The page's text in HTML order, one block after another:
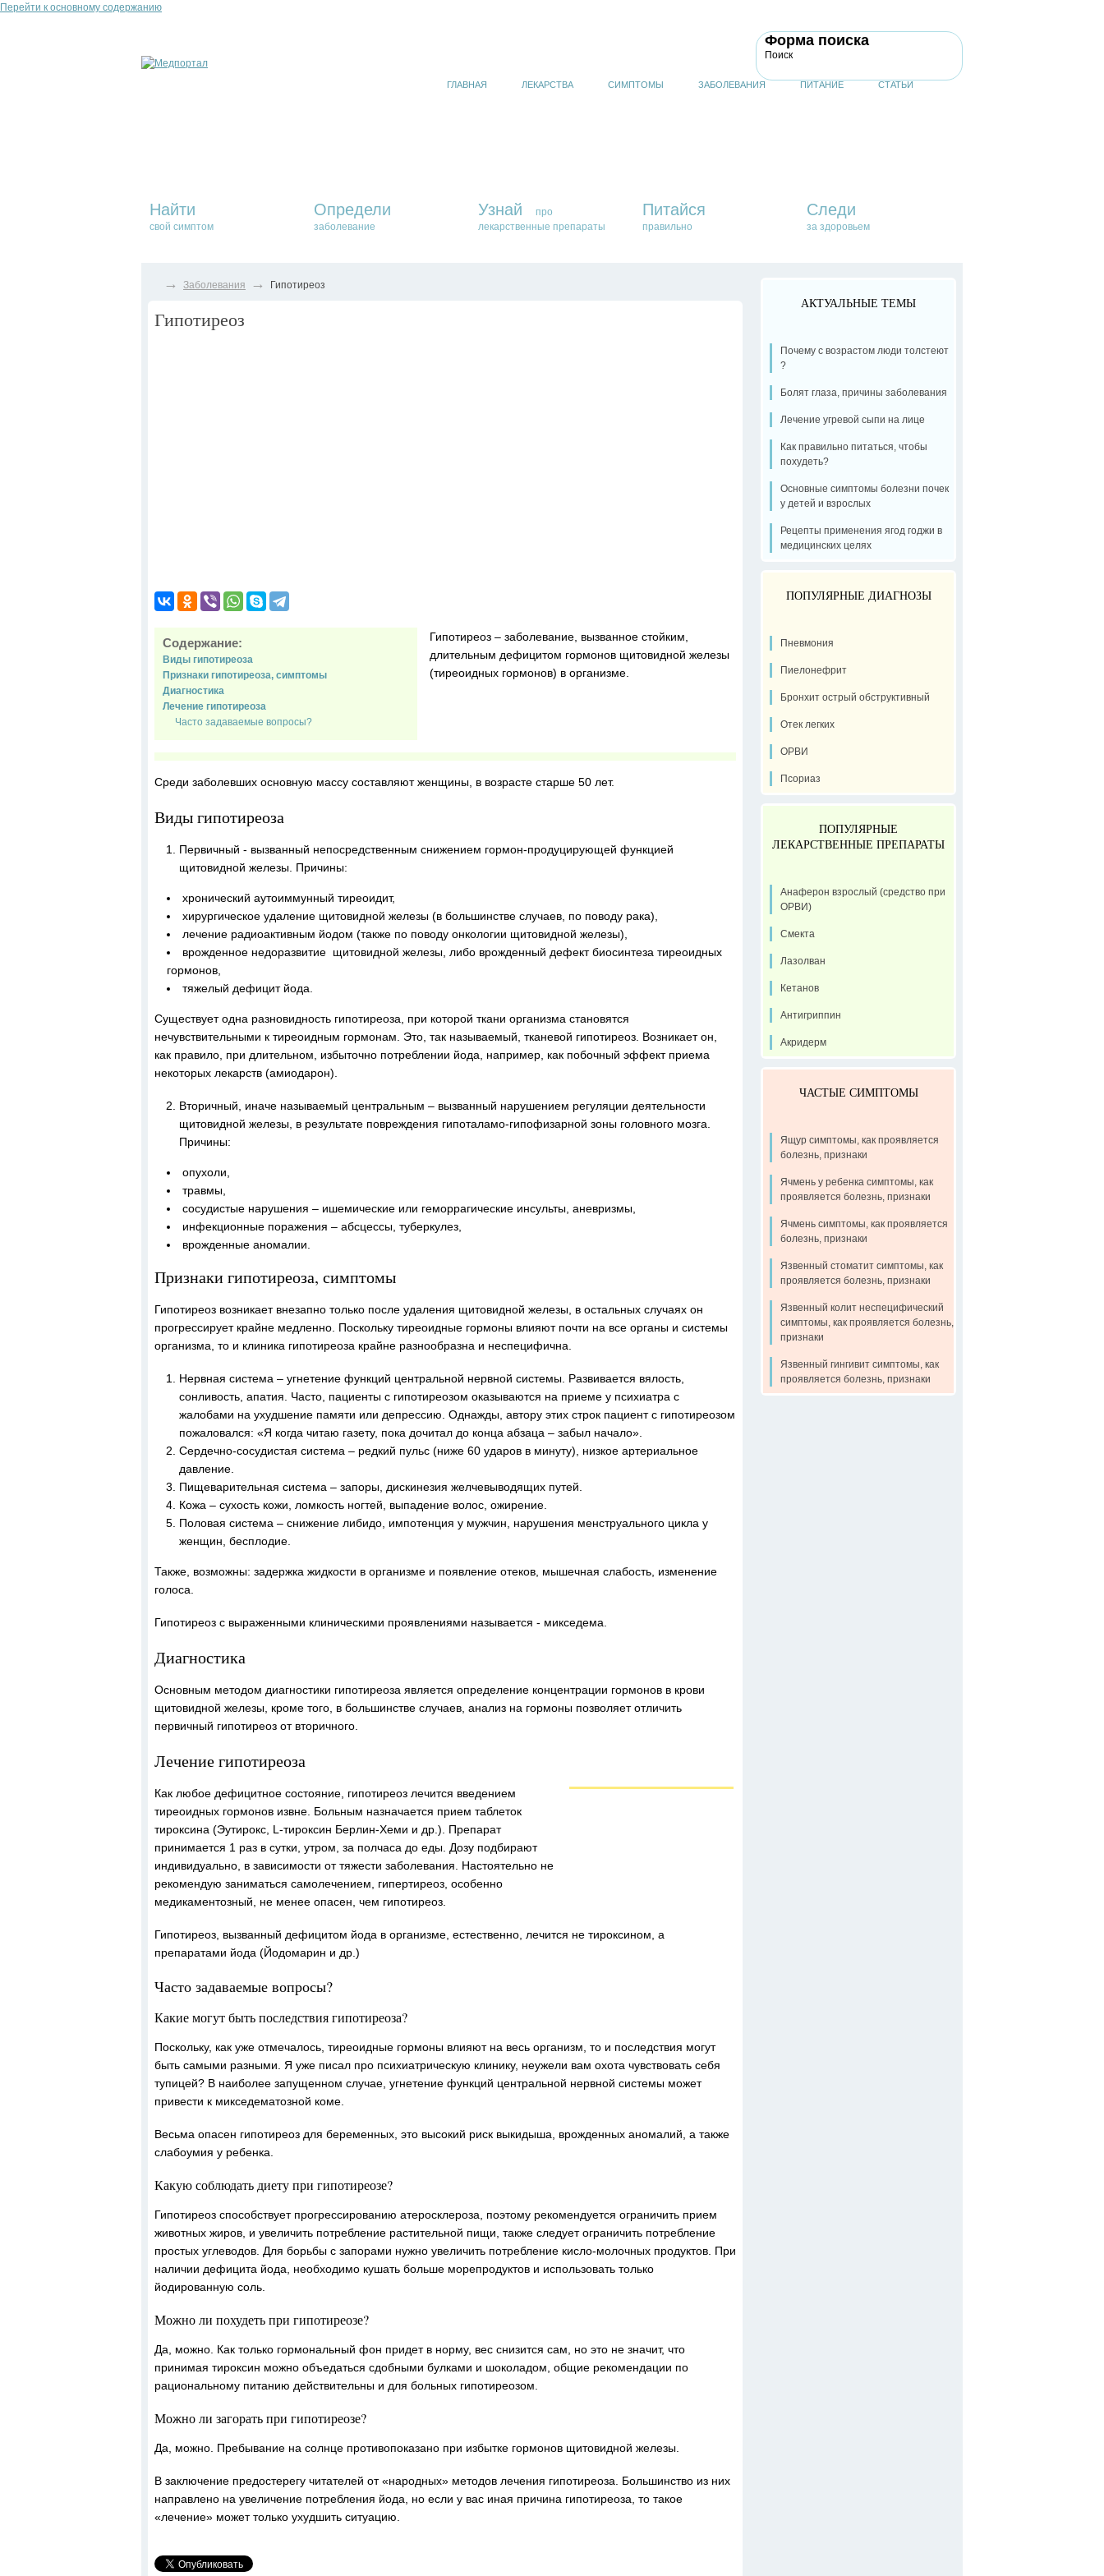
Перейти к основному содержанию
Форма поиска
Поиск
ГЛАВНАЯ ЛЕКАРСТВА СИМПТОМЫ ЗАБОЛЕВАНИЯ ПИТАНИЕ СТАТЬИ
Найти
свой симптом
Определи
заболевание
Узнай
про
лекарственные препараты
Питайся
правильно
Следи
за здоровьем
→ Заболевания → Гипотиреоз
Гипотиреоз
Содержание:
Виды гипотиреоза
Признаки гипотиреоза, симптомы
Диагностика
Лечение гипотиреоза
Часто задаваемые вопросы?
Гипотиреоз – заболевание, вызванное стойким,
длительным дефицитом гормонов щитовидной железы
(тиреоидных гормонов) в организме.
Среди заболевших основную массу составляют женщины, в возрасте старше 50 лет.
Виды гипотиреоза
Первичный - вызванный непосредственным снижением гормон-продуцирующей функцией
щитовидной железы. Причины:
хронический аутоиммунный тиреоидит,
хирургическое удаление щитовидной железы (в большинстве случаев, по поводу рака),
лечение радиоактивным йодом (также по поводу онкологии щитовидной железы),
врожденное недоразвитие щитовидной железы, либо врожденный дефект биосинтеза тиреоидных
гормонов,
тяжелый дефицит йода.
Существует одна разновидность гипотиреоза, при которой ткани организма становятся
нечувствительными к тиреоидным гормонам. Это, так называемый, тканевой гипотиреоз. Возникает он,
как правило, при длительном, избыточно потреблении йода, например, как побочный эффект приема
некоторых лекарств (амиодарон).
Вторичный, иначе называемый центральным – вызванный нарушением регуляции деятельности
щитовидной железы, в результате повреждения гипоталамо-гипофизарной зоны головного мозга.
Причины:
опухоли,
травмы,
сосудистые нарушения – ишемические или геморрагические инсульты, аневризмы,
инфекционные поражения – абсцессы, туберкулез,
врожденные аномалии.
Признаки гипотиреоза, симптомы
Гипотиреоз возникает внезапно только после удаления щитовидной железы, в остальных случаях он
прогрессирует крайне медленно. Поскольку тиреоидные гормоны влияют почти на все органы и системы
организма, то и клиника гипотиреоза крайне разнообразна и неспецифична.
Нервная система – угнетение функций центральной нервной системы. Развивается вялость,
сонливость, апатия. Часто, пациенты с гипотиреозом оказываются на приеме у психиатра с
жалобами на ухудшение памяти или депрессию. Однажды, автору этих строк пациент с гипотиреозом
пожаловался: «Я когда читаю газету, пока дочитал до конца абзаца – забыл начало».
Сердечно-сосудистая система – редкий пульс (ниже 60 ударов в минуту), низкое артериальное
давление.
Пищеварительная система – запоры, дискинезия желчевыводящих путей.
Кожа – сухость кожи, ломкость ногтей, выпадение волос, ожирение.
Половая система – снижение либидо, импотенция у мужчин, нарушения менструального цикла у
женщин, бесплодие.
Также, возможны: задержка жидкости в организме и появление отеков, мышечная слабость, изменение
голоса.
Гипотиреоз с выраженными клиническими проявлениями называется - микседема.
Диагностика
Основным методом диагностики гипотиреоза является определение концентрации гормонов в крови
щитовидной железы, кроме того, в большинстве случаев, анализ на гормоны позволяет отличить
первичный гипотиреоз от вторичного.
Лечение гипотиреоза
Как любое дефицитное состояние, гипотиреоз лечится введением
тиреоидных гормонов извне. Больным назначается прием таблеток
тироксина (Эутирокс, L-тироксин Берлин-Хеми и др.). Препарат
принимается 1 раз в сутки, утром, за полчаса до еды. Дозу подбирают
индивидуально, в зависимости от тяжести заболевания. Настоятельно не
рекомендую заниматься самолечением, гипертиреоз, особенно
медикаментозный, не менее опасен, чем гипотиреоз.
Гипотиреоз, вызванный дефицитом йода в организме, естественно, лечится не тироксином, а
препаратами йода (Йодомарин и др.)
Часто задаваемые вопросы?
Какие могут быть последствия гипотиреоза?
Поскольку, как уже отмечалось, тиреоидные гормоны влияют на весь организм, то и последствия могут
быть самыми разными. Я уже писал про психиатрическую клинику, неужели вам охота чувствовать себя
тупицей? В наиболее запущенном случае, угнетение функций центральной нервной системы может
привести к микседематозной коме.
Весьма опасен гипотиреоз для беременных, это высокий риск выкидыша, врожденных аномалий, а также
слабоумия у ребенка.
Какую соблюдать диету при гипотиреозе?
Гипотиреоз способствует прогрессированию атеросклероза, поэтому рекомендуется ограничить прием
животных жиров, и увеличить потребление растительной пищи, также следует ограничить потребление
простых углеводов. Для борьбы с запорами нужно увеличить потребление кисло-молочных продуктов. При
наличии дефицита йода, необходимо кушать больше морепродуктов и использовать только
йодированную соль.
Можно ли похудеть при гипотиреозе?
Да, можно. Как только гормональный фон придет в норму, вес снизится сам, но это не значит, что
принимая тироксин можно объедаться сдобными булками и шоколадом, общие рекомендации по
рациональному питанию действительны и для больных гипотиреозом.
Можно ли загорать при гипотиреозе?
Да, можно. Пребывание на солнце противопоказано при избытке гормонов щитовидной железы.
В заключение предостерегу читателей от «народных» методов лечения гипотиреоза. Большинство из них
направлено на увеличение потребления йода, но если у вас иная причина гипотиреоза, то такое
«лечение» может только ухудшить ситуацию.
АКТУАЛЬНЫЕ ТЕМЫ
Почему с возрастом люди толстеют
?
Болят глаза, причины заболевания
Лечение угревой сыпи на лице
Как правильно питаться, чтобы
похудеть?
Основные симптомы болезни почек
у детей и взрослых
Рецепты применения ягод годжи в
медицинских целях
ПОПУЛЯРНЫЕ ДИАГНОЗЫ
Пневмония
Пиелонефрит
Бронхит острый обструктивный
Отек легких
ОРВИ
Псориаз
ПОПУЛЯРНЫЕ
ЛЕКАРСТВЕННЫЕ ПРЕПАРАТЫ
Анаферон взрослый (средство при
ОРВИ)
Смекта
Лазолван
Кетанов
Антигриппин
Акридерм
ЧАСТЫЕ СИМПТОМЫ
Ящур симптомы, как проявляется
болезнь, признаки
Ячмень у ребенка симптомы, как
проявляется болезнь, признаки
Ячмень симптомы, как проявляется
болезнь, признаки
Язвенный стоматит симптомы, как
проявляется болезнь, признаки
Язвенный колит неспецифический
симптомы, как проявляется болезнь,
признаки
Язвенный гингивит симптомы, как
проявляется болезнь, признаки